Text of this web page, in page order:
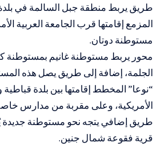
طريق يربط منطقة جبل السالمة في بلدة
المزمع إقامتها قرب الجامعة العربية
مستوطنة دوتان.
محور يربط مستوطنة غانيم بمستوطنة
الجلمة، إضافة إلى طريق يصل هذه
“نوعا” المخطط إقامتها بين بلدة قباطية
الأمريكية، وعلى مقربة من مدارس
طريق إضافي يتجه نحو مستوطنة جديدة
قرية فقوعة شمال جنين.